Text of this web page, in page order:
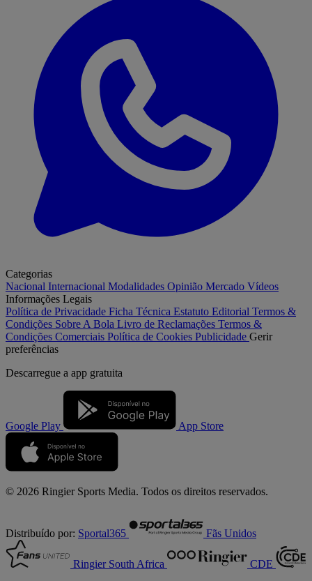
Categorias
Nacional Internacional Modalidades Opinião Mercado Vídeos
Informações Legais
Política de Privacidade Ficha Técnica Estatuto Editorial Termos &
Condições Sobre A Bola Livro de Reclamações Termos &
Condições Comerciais Política de Cookies Publicidade Gerir
preferências
Descarregue a app gratuita
Google Play App Store
© 2026 Ringier Sports Media. Todos os direitos reservados.
Distribuído por: Sportal365 Fãs Unidos
Ringier South Africa CDE